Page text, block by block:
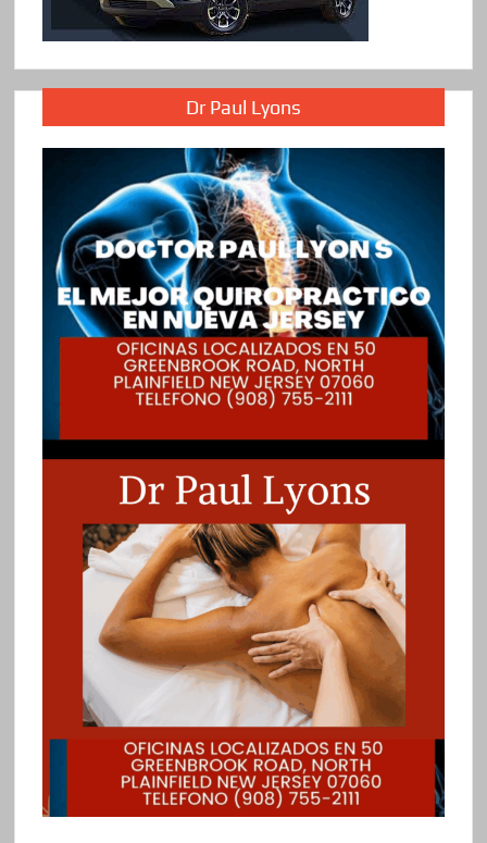
Dr Paul Lyons